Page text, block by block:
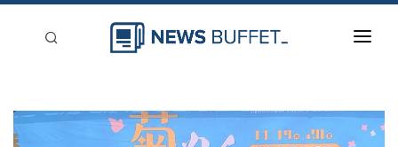
新聞稿分類